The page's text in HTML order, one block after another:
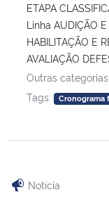
ETAPA
Linha AUDIÇÃO E
HABILITAÇÃO E
AVALIAÇÃO
Outras
Tags:
Cronograma
Notícia